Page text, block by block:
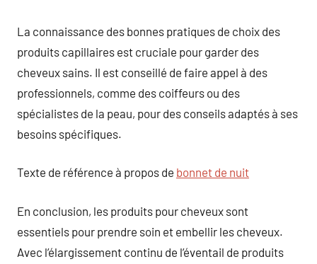
La connaissance des bonnes pratiques de choix des
produits capillaires est cruciale pour garder des
cheveux sains. Il est conseillé de faire appel à des
professionnels, comme des coiffeurs ou des
spécialistes de la peau, pour des conseils adaptés à ses
besoins spécifiques.
Texte de référence à propos de bonnet de nuit
En conclusion, les produits pour cheveux sont
essentiels pour prendre soin et embellir les cheveux.
Avec l’élargissement continu de l’éventail de produits